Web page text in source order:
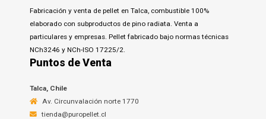
Fabricación y venta de pellet en Talca, combustible 100%
elaborado con subproductos de pino radiata. Venta a
particulares y empresas. Pellet fabricado bajo normas técnicas
NCh3246 y NCh-ISO 17225/2.
Puntos de Venta
Talca, Chile
Av. Circunvalación norte 1770
tienda@puropellet.cl